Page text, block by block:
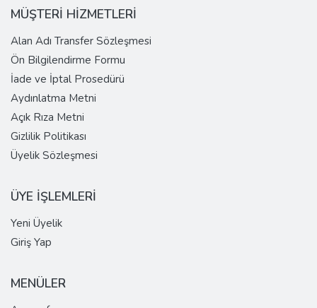
MÜŞTERİ HİZMETLERİ
Alan Adı Transfer Sözleşmesi
Ön Bilgilendirme Formu
İade ve İptal Prosedürü
Aydınlatma Metni
Açık Rıza Metni
Gizlilik Politikası
Üyelik Sözleşmesi
ÜYE İŞLEMLERİ
Yeni Üyelik
Giriş Yap
MENÜLER